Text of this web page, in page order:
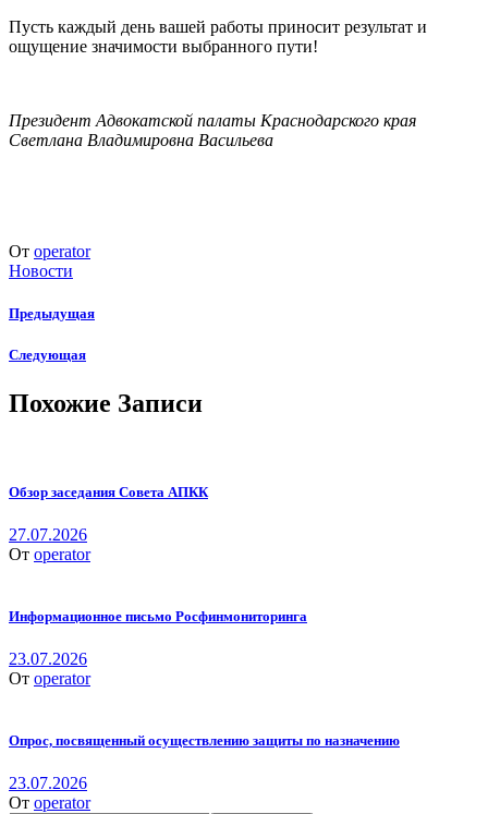
Пусть каждый день вашей работы приносит результат и
ощущение значимости выбранного пути!
Президент Адвокатской палаты Краснодарского края
Светлана Владимировна Васильева
От operator
Новости
Предыдущая
Следующая
Похожие Записи
Обзор заседания Совета АПКК
27.07.2026
От operator
Информационное письмо Росфинмониторинга
23.07.2026
От operator
Опрос, посвященный осуществлению защиты по назначению
23.07.2026
От operator